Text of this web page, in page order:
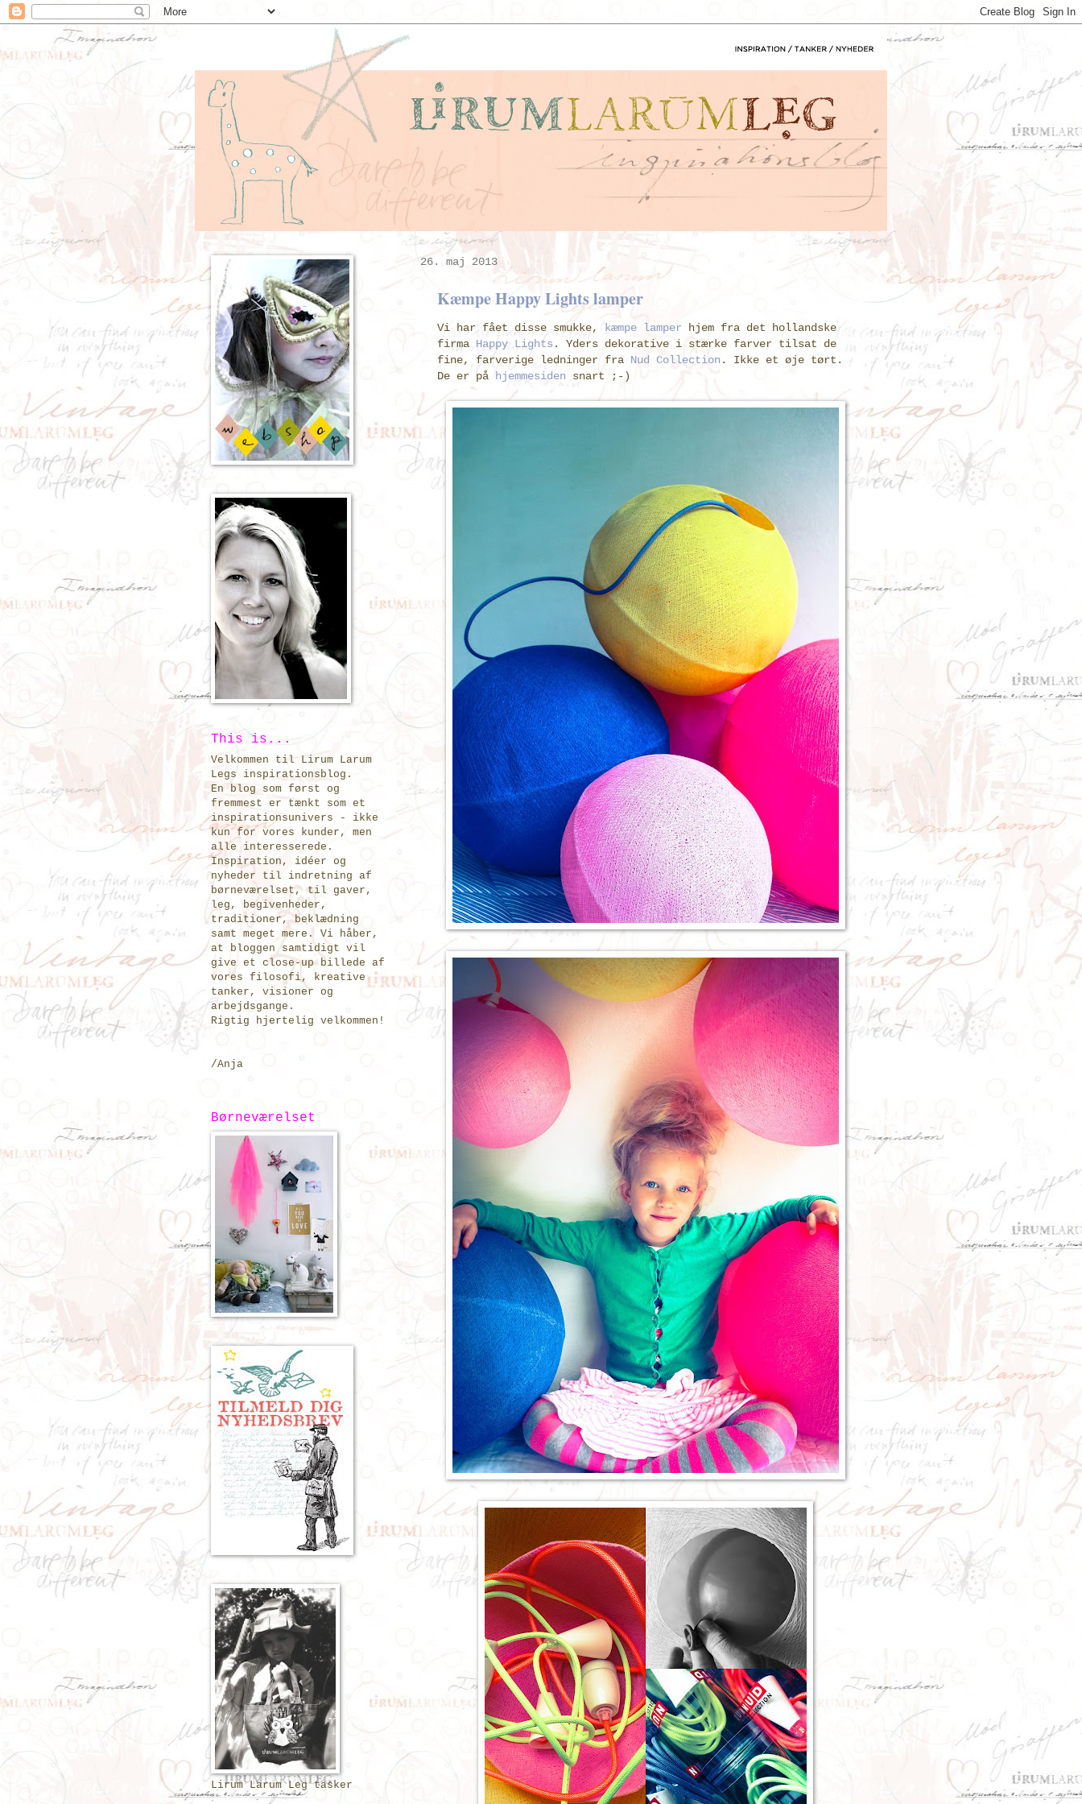
26. maj 2013
Kæmpe Happy Lights lamper
Vi har fået disse smukke, kæmpe lamper hjem fra det hollandske
firma
Happy Lights . Yders dekorative i stærke farver tilsat de
fine, farverige ledninger fra
Nud Collection . Ikke et øje tørt.
De er på
hjemmesiden snart ;-)
This is...
Velkommen til Lirum Larum
Legs inspirationsblog.
En blog som først og
fremmest er tænkt som et
inspirationsunivers - ikke
kun for vores kunder, men
alle interesserede.
Inspiration, idéer og
nyheder til indretning af
børneværelset, til gaver,
leg, begivenheder,
traditioner, beklædning
samt meget mere. Vi håber,
at bloggen samtidigt vil
give et close-up billede af
vores filosofi, kreative
tanker, visioner og
arbejdsgange.
Rigtig hjertelig velkommen!
/Anja
Børneværelset
Lirum Larum Leg tasker